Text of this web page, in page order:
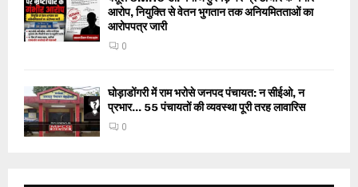
आरोप, नियुक्ति से वेतन भुगतान तक अनियमितताओं का
आरोपपत्र जारी
0
घोड़ाडोंगरी में राम भरोसे जनपद पंचायत: न सीईओ, न
प्रभार… 55 पंचायतों की व्यवस्था पूरी तरह लावारिस
0